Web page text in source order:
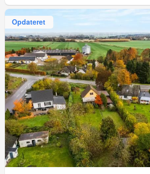
Opdateret